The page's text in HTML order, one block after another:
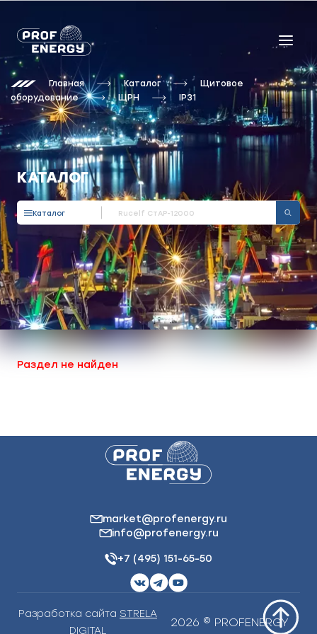
Главная Каталог
Щитовое
оборудование
ЩРН IP31
КАТАЛОГ
Каталог
Раздел не найден
market@profenergy.ru
info@profenergy.ru
+7 (495) 151-65-50
Разработка сайта STRELA
DIGITAL
2026 © PROFENERGY